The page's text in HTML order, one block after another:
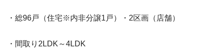
・総96戸（住宅※内非分譲1戸）・2区画（店舗）
・間取り2LDK～4LDK